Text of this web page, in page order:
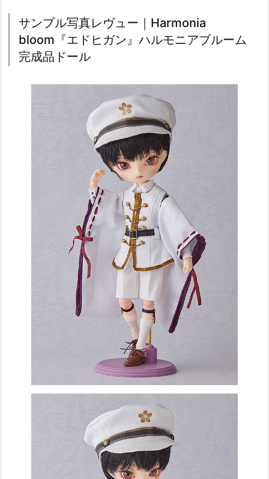
サンプル写真レヴュー｜Harmonia
bloom『エドヒガン』ハルモニアブルーム
完成品ドール